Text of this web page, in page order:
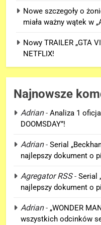
Nowe szczegoły o
miała ważny wątek w
Nowy TRAILER „GTA
NETFLIX!
Najnowsze
Adrian- Analiza 1
DOOMSDAY”!
Adrian- Serial
najlepszy dokument o
Agregator RSS- Serial
najlepszy dokument o
Adrian- „WONDER
wszystkich odcinków
GRY
6